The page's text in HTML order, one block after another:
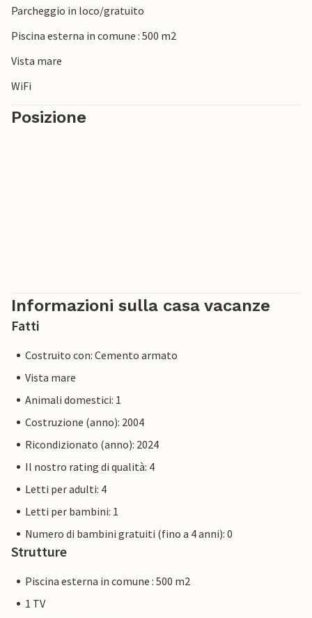
Parcheggio in loco/gratuito
Piscina esterna in comune : 500 m2
Vista mare
WiFi
Posizione
Informazioni sulla casa vacanze
Fatti
Costruito con: Cemento armato
Vista mare
Animali domestici: 1
Costruzione (anno): 2004
Ricondizionato (anno): 2024
Il nostro rating di qualità: 4
Letti per adulti: 4
Letti per bambini: 1
Numero di bambini gratuiti (fino a 4 anni): 0
Strutture
Piscina esterna in comune : 500 m2
1 TV